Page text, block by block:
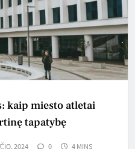
kaip miesto atletai
tapatybę
2024 0 4 MINS